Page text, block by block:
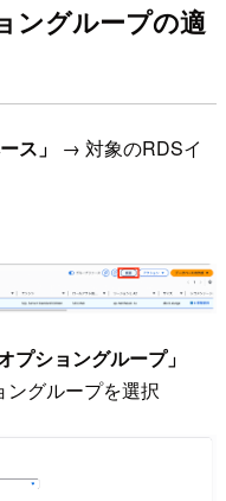
ングループの適
ス」
→ 対象のRDSイ
オプショングループ」
ングループを選択